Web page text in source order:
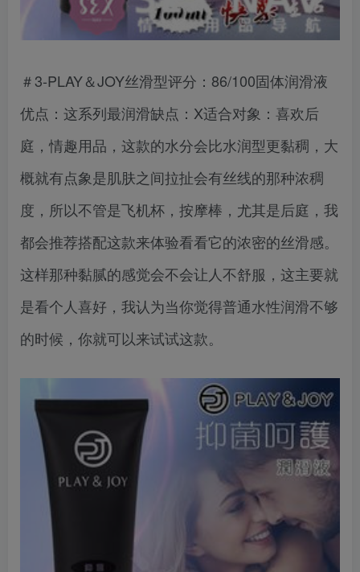
＃3-PLAY＆JOY丝滑型评分：86/100固体润滑液
优点：这系列最润滑缺点：X适合对象：喜欢后
庭，情趣用品，这款的水分会比水润型更黏稠，大
概就有点象是肌肤之间拉扯会有丝线的那种浓稠
度，所以不管是飞机杯，按摩棒，尤其是后庭，我
都会推荐搭配这款来体验看看它的浓密的丝滑感。
这样那种黏腻的感觉会不会让人不舒服，这主要就
是看个人喜好，我认为当你觉得普通水性润滑不够
的时候，你就可以来试试这款。